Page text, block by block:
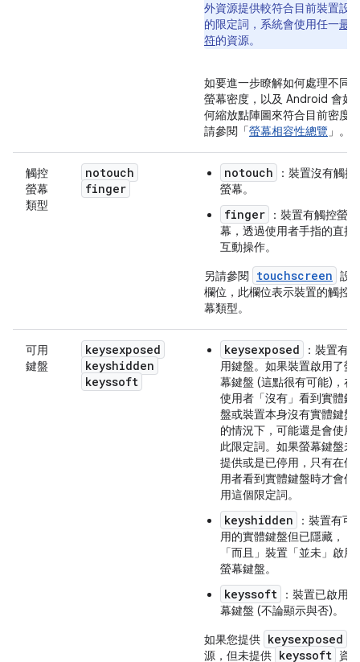
外資源提供較符合目前裝置設
的限定詞，系統會使用任一最
符的資源。
如要進一步瞭解如何處理不同
螢幕密度，以及 Android 會如
何縮放點陣圖來符合目前密度
請參閱「螢幕相容性總覽 」。
觸控
螢幕
類型
notouch
finger
notouch
：裝置沒有觸控
螢幕。
finger
：裝置有觸控螢
幕，透過使用者手指的直接
互動操作。
另請參閱
touchscreen 設
欄位，此欄位表示裝置的觸控
幕類型。
可用
鍵盤
keysexposed
keyshidden
keyssoft
keysexposed
：裝置有可
用鍵盤。如果裝置啟用了螢
幕鍵盤 (這點很有可能)，在
使用者「沒有」 看到實體鍵
盤或裝置本身沒有實體鍵盤
的情況下，可能還是會使用
此限定詞。如果螢幕鍵盤未
提供或是已停用，只有在使
用者看到實體鍵盤時才會使
用這個限定詞。
keyshidden
：裝置有可
用的實體鍵盤但已隱藏，
「而且」裝置「並未」啟用
螢幕鍵盤。
keyssoft
：裝置已啟用螢
幕鍵盤 (不論顯示與否)。
如果您提供 keysexposed
源，但未提供 keyssoft 資